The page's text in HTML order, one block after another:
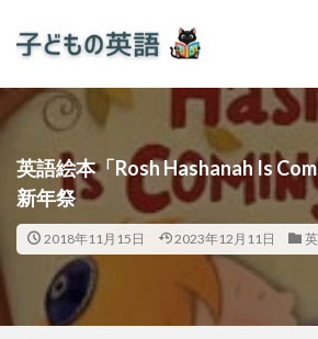
英語絵本「Rosh Hashanah Is
新年祭
2018年11月15日 2023年12月11日